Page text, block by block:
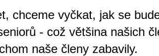
chceme vyčkat, jak se
- což většina našich
naše členy zabavily.